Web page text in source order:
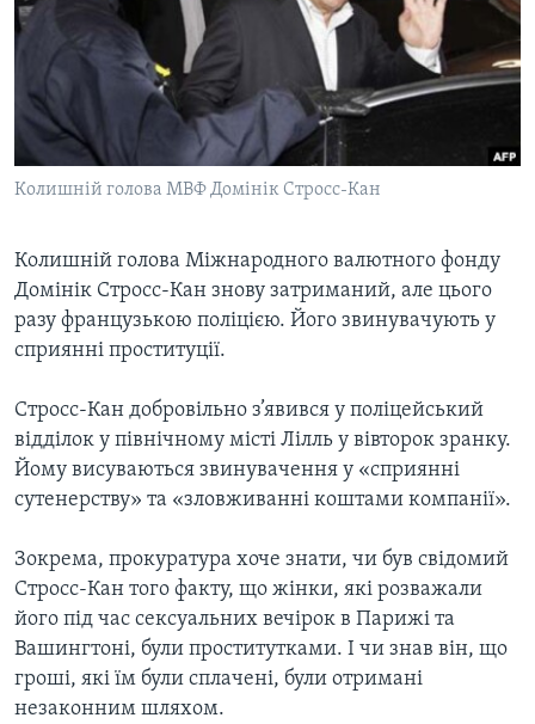
СУСПІЛЬСТВО
ЕКОНОМІКА
ІСТОРІЇ УСПІХУ УКРАЇНЦІВ
ТЕЛЕПРОГРАМИ
БРИФІНГ ГОЛОСУ АМЕРИКИ
ПРАЙМ-ТАЙМ
ПОГЛЯД З ВАШИНГТОНА
ENGLISH
Learning English
Мови
Колишній голова МВФ Домінік Стросс-Кан
Колишній голова Міжнародного валютного фонду
Домінік Стросс-Кан знову затриманий, але цього
разу французькою поліцією. Його звинувачують у
сприянні проституції.
Стросс-Кан добровільно з’явився у поліцейський
відділок у північному місті Лілль у вівторок зранку.
Йому висуваються звинувачення у «сприянні
сутенерству» та «зловживанні коштами компанії».
Зокрема, прокуратура хоче знати, чи був свідомий
Стросс-Кан того факту, що жінки, які розважали
його під час сексуальних вечірок в Парижі та
Вашингтоні, були проститутками. І чи знав він, що
гроші, які їм були сплачені, були отримані
незаконним шляхом.